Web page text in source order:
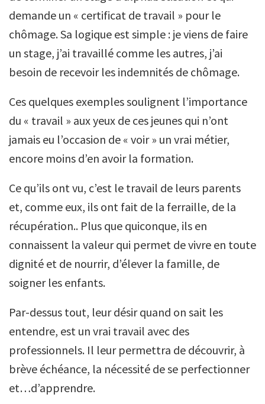
demande un « certificat de travail » pour le
chômage. Sa logique est simple : je viens de faire
un stage, j’ai travaillé comme les autres, j’ai
besoin de recevoir les indemnités de chômage.
Ces quelques exemples soulignent l’importance
du « travail » aux yeux de ces jeunes qui n’ont
jamais eu l’occasion de « voir » un vrai métier,
encore moins d’en avoir la formation.
Ce qu’ils ont vu, c’est le travail de leurs parents
et, comme eux, ils ont fait de la ferraille, de la
récupération.. Plus que quiconque, ils en
connaissent la valeur qui permet de vivre en toute
dignité et de nourrir, d’élever la famille, de
soigner les enfants.
Par-dessus tout, leur désir quand on sait les
entendre, est un vrai travail avec des
professionnels. Il leur permettra de découvrir, à
brève échéance, la nécessité de se perfectionner
et…d’apprendre.